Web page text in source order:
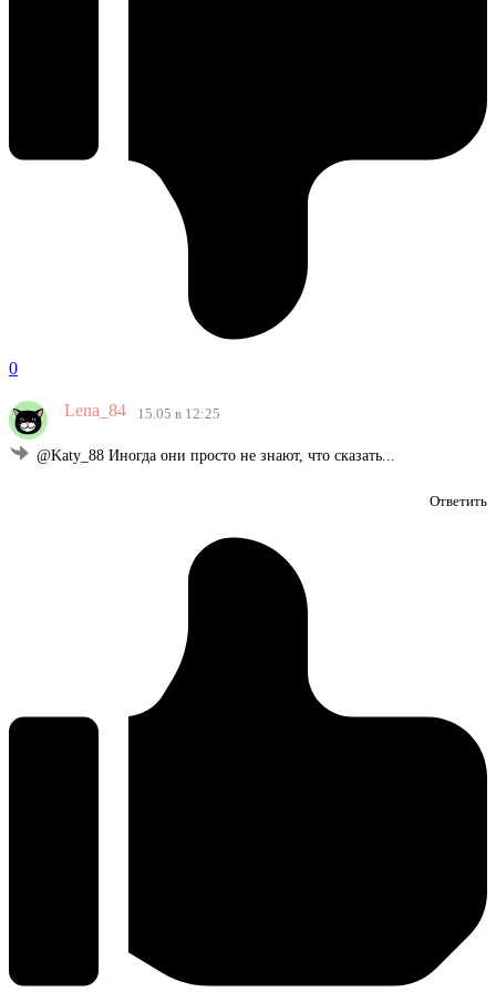
0
Lena_84 15.05 в 12:25
@Katy_88 Иногда они просто не знают, что сказать...
Ответить